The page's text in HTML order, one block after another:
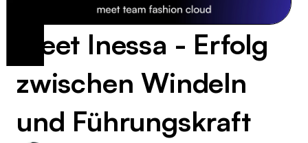
Meet Inessa - Erfolg
zwischen Windeln
und Führungskraft